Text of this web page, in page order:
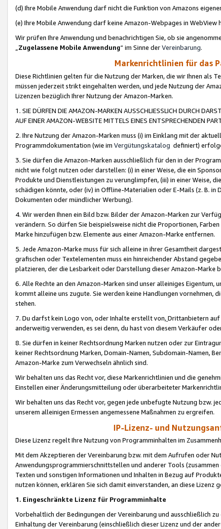
(d) Ihre Mobile Anwendung darf nicht die Funktion von Amazons
(e) Ihre Mobile Anwendung darf keine Amazon-Webpages in WebView
Wir prüfen Ihre Anwendung und benachrichtigen Sie, ob sie
„Zugelassene Mobile Anwendung“ im Sinne derVereinbarung.
Markenrichtlinien für das
Diese Richtlinien gelten für die Nutzung der Marken, die wir Ihnen als
müssen jederzeit strikt eingehalten werden, und jede Nutzung der
Lizenzen bezüglich Ihrer Nutzung der Amazon-Marken.
1. SIE DÜRFEN DIE AMAZON-MARKEN AUSSCHLIESSLICH DURCH
AUF EINER AMAZON-WEBSITE MITTELS EINES ENTSPRECHENDEN
2. Ihre Nutzung der Amazon-Marken muss (i) im Einklang mit der
Programmdokumentation (wie im Vergütungskatalog definiert)
3. Sie dürfen die Amazon-Marken ausschließlich für den in der
nicht wie folgt nutzen oder darstellen: (i) in einer Weise, die ein
Produkte und Dienstleistungen zu verunglimpfen, (iii) in einer Weise,
schädigen könnte, oder (iv) in Offline-Materialien oder E-Mails (z. B. in
Dokumenten oder mündlicher Werbung).
4. Wir werden Ihnen ein Bild bzw. Bilder der Amazon-Marken zur
verändern. So dürfen Sie beispielsweise nicht die Proportionen,
Marke hinzufügen bzw. Elemente aus einer Amazon-Marke entfernen.
5. Jede Amazon-Marke muss für sich alleine in ihrer Gesamtheit
grafischen oder Textelementen muss ein hinreichender Abstand
platzieren, der die Lesbarkeit oder Darstellung dieser Amazon-Marke
6. Alle Rechte an den Amazon-Marken sind unser alleiniges
kommt alleine uns zugute. Sie werden keine Handlungen vornehmen,
stehen.
7. Du darfst kein Logo von, oder Inhalte erstellt von,Drittanbietern auf
anderweitig verwenden, es sei denn, du hast von diesem Verkäufer
8. Sie dürfen in keiner Rechtsordnung Marken nutzen oder zur
keiner Rechtsordnung Marken, Domain-Namen, Subdomain-Namen,
Amazon-Marke zum Verwechseln ähnlich sind.
Wir behalten uns das Recht vor, diese Markenrichtlinien und die
Einstellen einer Änderungsmitteilung oder überarbeiteter
Wir behalten uns das Recht vor, gegen jede unbefugte Nutzung bzw.
unserem alleinigen Ermessen angemessene Maßnahmen zu ergreifen.
IP-Lizenz- und
Diese Lizenz regelt Ihre Nutzung von Programminhalten im
Mit dem Akzeptieren der Vereinbarung bzw. mit dem Aufrufen oder
Anwendungsprogrammierschnittstellen und anderer Tools (zusammen
Texten und sonstigen Informationen und Inhalten in Bezug auf
nutzen können, erklären Sie sich damit einverstanden, an diese Lizenz
1. Eingeschränkte Lizenz für Programminhalte
Vorbehaltlich der Bedingungen der Vereinbarung und ausschließlich
Einhaltung der Vereinbarung (einschließlich dieser Lizenz und der